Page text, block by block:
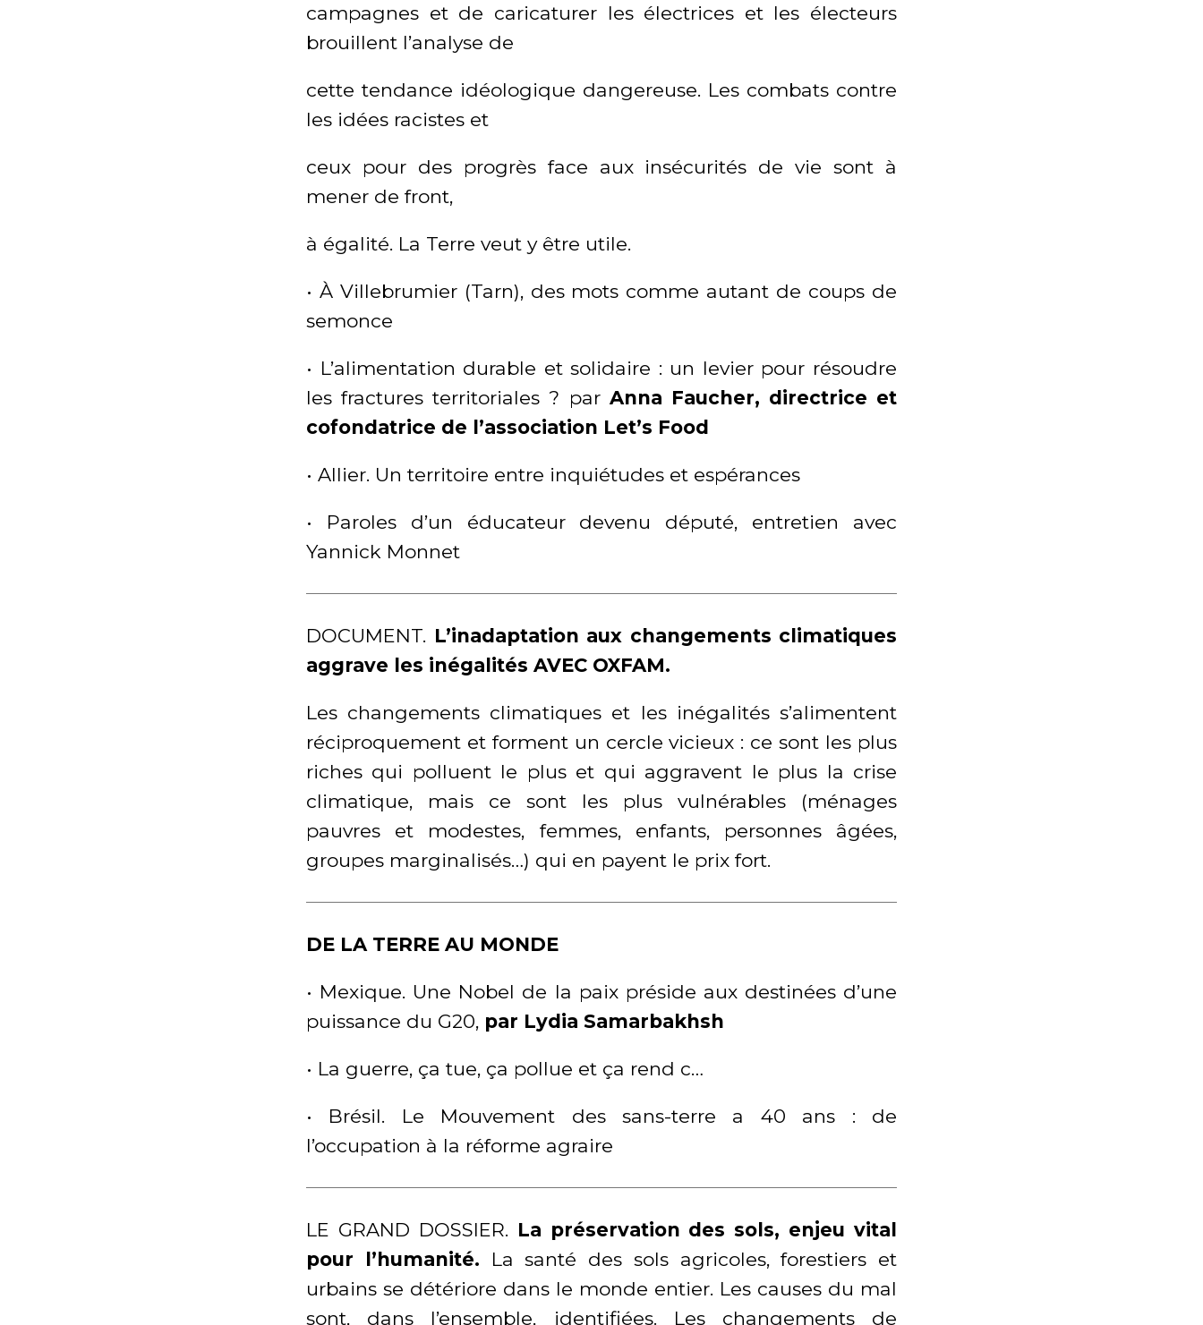
campagnes et de caricaturer les électrices et les électeurs
brouillent l’analyse de
cette tendance idéologique dangereuse. Les combats contre
les idées racistes et
ceux pour des progrès face aux insécurités de vie sont à
mener de front,
à égalité. La Terre veut y être utile.
• À Villebrumier (Tarn), des mots comme autant de coups de
semonce
• L’alimentation durable et solidaire : un levier pour résoudre
les fractures territoriales ? par Anna Faucher, directrice et
cofondatrice de l’association Let’s Food
• Allier. Un territoire entre inquiétudes et espérances
• Paroles d’un éducateur devenu député, entretien avec
Yannick Monnet
DOCUMENT. L’inadaptation aux changements climatiques
aggrave les inégalités AVEC OXFAM.
Les changements climatiques et les inégalités s’alimentent
réciproquement et forment un cercle vicieux : ce sont les plus
riches qui polluent le plus et qui aggravent le plus la crise
climatique, mais ce sont les plus vulnérables (ménages
pauvres et modestes, femmes, enfants, personnes âgées,
groupes marginalisés…) qui en payent le prix fort.
DE LA TERRE AU MONDE
• Mexique. Une Nobel de la paix préside aux destinées d’une
puissance du G20, par Lydia Samarbakhsh
• La guerre, ça tue, ça pollue et ça rend c…
• Brésil. Le Mouvement des sans-terre a 40 ans : de
l’occupation à la réforme agraire
LE GRAND DOSSIER. La préservation des sols, enjeu vital
pour l’humanité. La santé des sols agricoles, forestiers et
urbains se détériore dans le monde entier. Les causes du mal
sont, dans l’ensemble, identifiées. Les changements de